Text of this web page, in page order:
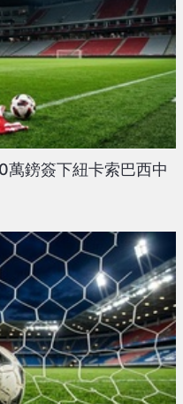
鎊簽下紐卡索巴西中